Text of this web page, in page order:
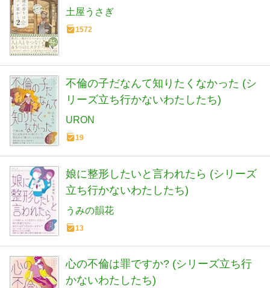
土屋うさぎ
1572
不倫の子だなんて知りたくなかった (シ
リーズ立ち行かないわたしたち)
URON
19
娘に整形したいと言われたら (シリーズ
立ち行かないわたしたち)
うみの韻花
13
心の不倫は罪ですか? (シリーズ立ち行
かないわたしたち)